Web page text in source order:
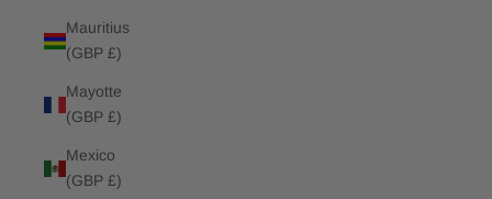
Mauritius
(GBP £)
Mayotte
(GBP £)
Mexico
(GBP £)